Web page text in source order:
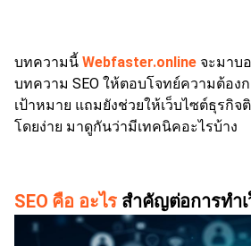
บทความนี้ Webfaster.online จะมาบ
บทความ SEO ให้ตอบโจทย์ความต้อง
เป้าหมาย แถมยังช่วยให้เว็บไซต์ธุรกิจ
โดยง่าย มาดูกันว่ามีเทคนิคอะไรบ้าง
SEO คือ อะไร สำคัญต่อการทำ